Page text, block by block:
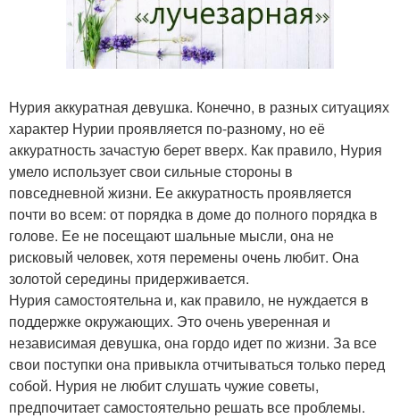
Нурия аккуратная девушка. Конечно, в разных ситуациях
характер Нурии проявляется по-разному, но её
аккуратность зачастую берет вверх. Как правило, Нурия
умело использует свои сильные стороны в
повседневной жизни. Ее аккуратность проявляется
почти во всем: от порядка в доме до полного порядка в
голове. Ее не посещают шальные мысли, она не
рисковый человек, хотя перемены очень любит. Она
золотой середины придерживается.
Нурия самостоятельна и, как правило, не нуждается в
поддержке окружающих. Это очень уверенная и
независимая девушка, она гордо идет по жизни. За все
свои поступки она привыкла отчитываться только перед
собой. Нурия не любит слушать чужие советы,
предпочитает самостоятельно решать все проблемы.